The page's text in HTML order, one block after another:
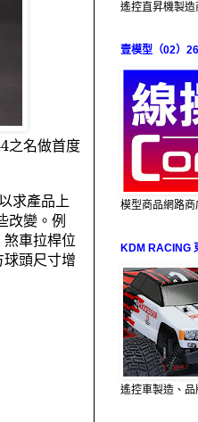
之名做首度
求產品上
改變。例
車拉桿位
頭尺寸增
遙控直昇機製造
壹模型（02）
模型商品網路商
KDM RACING
遙控車製造、品